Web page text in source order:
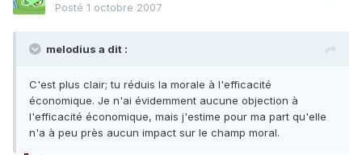
Posté 1 octobre 2007
melodius a dit :
C'est plus clair; tu réduis la morale à l'efficacité
économique. Je n'ai évidemment aucune objection à
l'efficacité économique, mais j'estime pour ma part qu'elle
n'a à peu près aucun impact sur le champ moral.